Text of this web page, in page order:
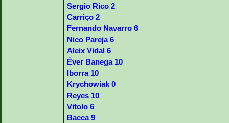
Sergio Rico 2
Carriço 2
Fernando Navarro 6
Nico Pareja 6
Aleix Vidal 6
Éver Banega 10
Iborra 10
Krychowiak 0
Reyes 10
Vitolo 6
Bacca 9